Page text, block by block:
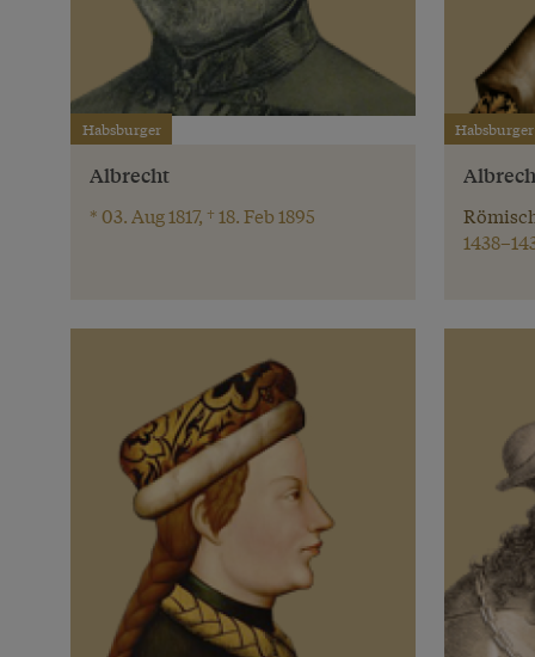
Habsburger
Albrecht
* 03. Aug 1817, † 18. Feb 1895